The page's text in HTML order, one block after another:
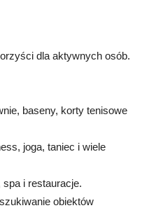
dla aktywnych osób.
baseny, korty tenisowe
joga, taniec i wiele
i restauracje.
obiektów